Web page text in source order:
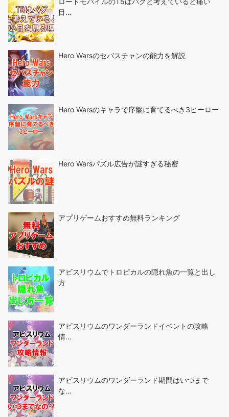
目…
Hero Warsのセバスチャンの能力を解説
Hero Warsのキャラで序盤に育てるべき3ヒーロー
Hero Warsパズル広告が謎すぎる秘密
アプリゲームおすすめ無料ランキング
アビスリウムでトロピカルの隠れ魚の一覧と出し
方
アビスリウムのワンダーランドイベントの攻略
情…
アビスリウムのワンダーランド期間はいつまで
な…